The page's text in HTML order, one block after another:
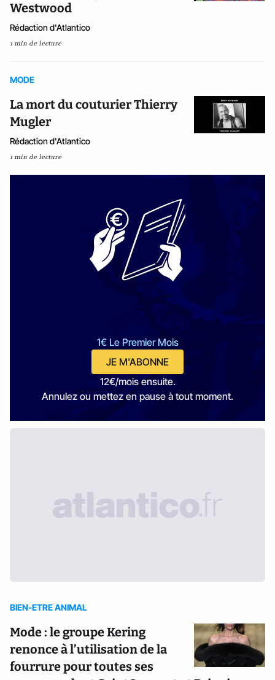
Westwood
Rédaction d'Atlantico
1 min de lecture
MODE
La mort du couturier Thierry
Mugler
Rédaction d'Atlantico
1 min de lecture
1€ Le Premier Mois
JE M'ABONNE
12€/mois ensuite.
Annulez ou mettez en pause à tout moment.
BIEN-ETRE ANIMAL
Mode : le groupe Kering
renonce à l’utilisation de la
fourrure pour toutes ses